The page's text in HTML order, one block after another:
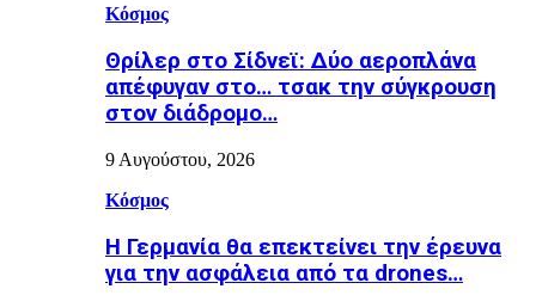
Κόσμος
Θρίλερ στο Σίδνεϊ: Δύο αεροπλάνα
απέφυγαν στο… τσακ την σύγκρουση
στον διάδρομο…
9 Αυγούστου, 2026
Κόσμος
Η Γερμανία θα επεκτείνει την έρευνα
για την ασφάλεια από τα drones…